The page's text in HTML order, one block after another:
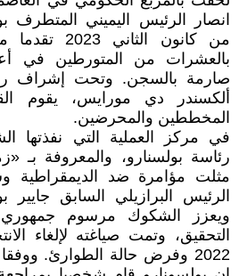
انصار الرئيس اليميني المتطرف
من كانون
بالعشرات من المتورطين في
صارمة بالسجن. وتحت إشراف
ألكسندر دي مورايس، يقوم
المخططين والمحرضين.
في مركز العملية التي نفذتها
رئاسة بولسنارو، والمعروفة بـ
مثلت مؤامرة ضد الديمقراطية
الرئيس البرازيلي السابق جايير
ويعزز الشكوك مرسوم
التحقيق، وتمت صياغته لإلغاء
2022 وفرض حالة الطوارئ. ووفقا